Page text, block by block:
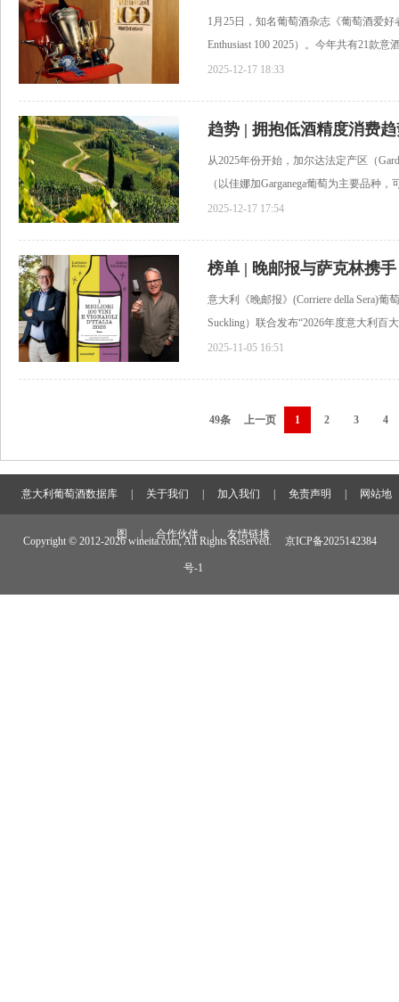
1月25日，知名葡萄酒杂志《葡萄酒爱好
Enthusiast 100 2025）。今年共有21款意
2025-12-17 18:33
从2025年份开始，加尔达法定产区（
（以佳娜加Garganega葡萄为主要品种
2025-12-17 17:54
意大利《晚邮报》(Corriere della Sera)葡
Suckling）联合发布“2026年度意大利百
2025-11-05 16:51
49条 上一页 1 2 3 4
意大利葡萄酒数据库 关于我们 加入我们 免责声明 网站地
图 合作伙伴 友情链接
Copyright © 2012-2026 wineita.com, All Rights Reserved. 京ICP备2025142384
号-1